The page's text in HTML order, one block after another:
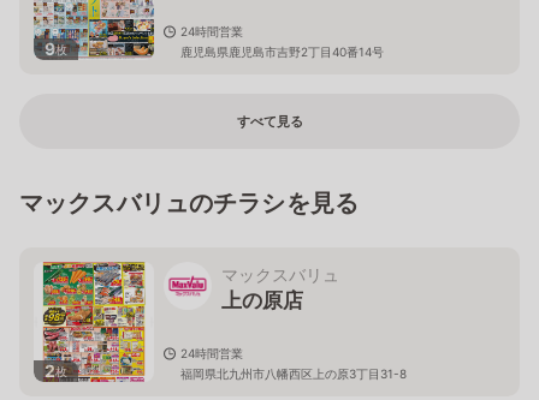
9枚
24時間営業
鹿児島県鹿児島市吉野2丁目40番14号
すべて見る
マックスバリュのチラシを見る
2枚
マックスバリュ
上の原店
24時間営業
福岡県北九州市八幡西区上の原3丁目31-8